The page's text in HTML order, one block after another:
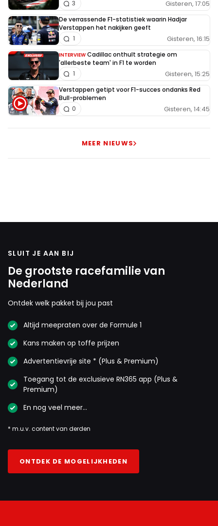
Gisteren, 17:05
3
De verrassende F1-statistiek waarin Hadjar
Verstappen het nakijken geeft
Gisteren, 16:15
1
INTERVIEW Cadillac onthult strategie om
'allerbeste team' in F1 te worden
Gisteren, 15:25
1
Verstappen getipt voor F1-succes ondanks Red
Bull-problemen
Gisteren, 14:45
0
MEER NIEUWS
SLUIT JE AAN BIJ
De grootste racefamilie van
Nederland
Ontdek welk pakket bij jou past
Altijd meepraten over de Formule 1
Kans maken op toffe prijzen
Advertentievrije site * (Plus & Premium)
Toegang tot de exclusieve RN365 app (Plus &
Premium)
En nog veel meer…
* m.u.v. content van derden
ONTDEK DE MOGELIJKHEDEN